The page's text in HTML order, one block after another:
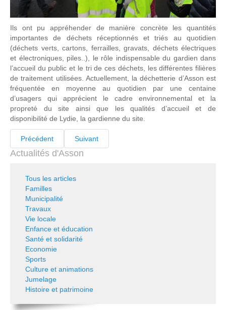
Ils ont pu appréhender de manière concrète les quantités
importantes de déchets réceptionnés et triés au quotidien
(déchets verts, cartons, ferrailles, gravats, déchets électriques
et électroniques, piles..), le rôle indispensable du gardien dans
l’accueil du public et le tri de ces déchets, les différentes filières
de traitement utilisées. Actuellement, la déchetterie d’Asson est
fréquentée en moyenne au quotidien par une centaine
d’usagers qui apprécient le cadre environnemental et la
propreté du site ainsi que les qualités d’accueil et de
disponibilité de Lydie, la gardienne du site.
Précédent Suivant
Actualités d'Asson
Tous les articles
Familles
Municipalité
Travaux
Vie locale
Enfance et éducation
Santé et solidarité
Economie
Sports
Culture et animations
Jumelage
Histoire et patrimoine